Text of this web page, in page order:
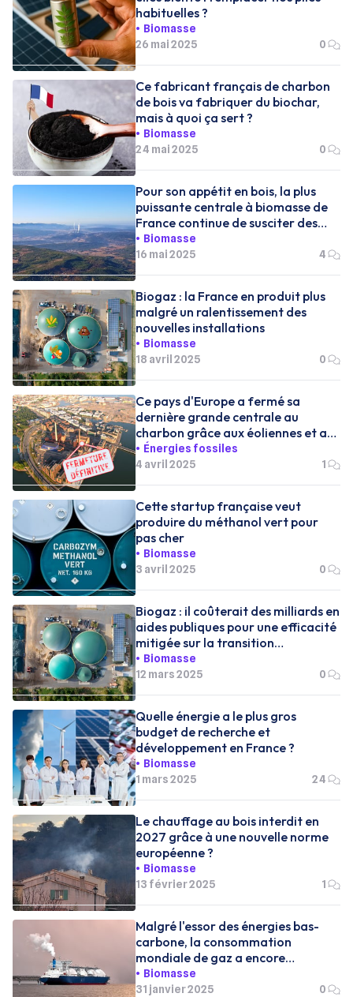
habituelles ?
Biomasse
26 mai 2025
0
Ce fabricant français de charbon
de bois va fabriquer du biochar,
mais à quoi ça sert ?
Biomasse
24 mai 2025
0
Pour son appétit en bois, la plus
puissante centrale à biomasse de
France continue de susciter des
inquiétudes
Biomasse
16 mai 2025
4
Biogaz : la France en produit plus
malgré un ralentissement des
nouvelles installations
Biomasse
18 avril 2025
0
Ce pays d'Europe a fermé sa
dernière grande centrale au
charbon grâce aux éoliennes et au
nucléaire
Énergies fossiles
4 avril 2025
1
Cette startup française veut
produire du méthanol vert pour
pas cher
Biomasse
3 avril 2025
0
Biogaz : il coûterait des milliards en
aides publiques pour une efficacité
mitigée sur la transition
énergétique
Biomasse
12 mars 2025
0
Quelle énergie a le plus gros
budget de recherche et
développement en France ?
Biomasse
1 mars 2025
24
Le chauffage au bois interdit en
2027 grâce à une nouvelle norme
européenne ?
Biomasse
13 février 2025
1
Malgré l'essor des énergies bas-
carbone, la consommation
mondiale de gaz a encore
augmenté en 2024
Biomasse
31 janvier 2025
0